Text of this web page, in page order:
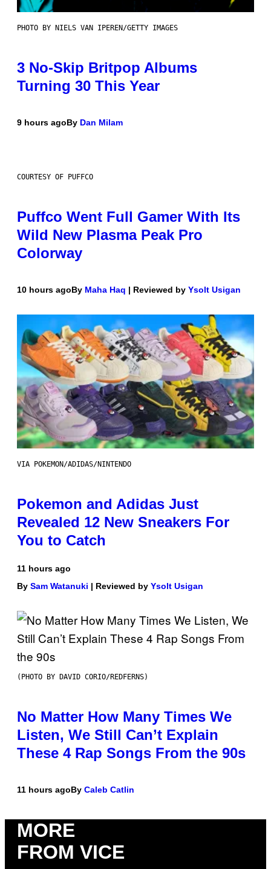
PHOTO BY NIELS VAN IPEREN/GETTY IMAGES
3 No-Skip Britpop Albums
Turning 30 This Year
9 hours agoBy Dan Milam
COURTESY OF PUFFCO
Puffco Went Full Gamer With Its
Wild New Plasma Peak Pro
Colorway
10 hours agoBy Maha Haq | Reviewed by Ysolt Usigan
VIA POKEMON/ADIDAS/NINTENDO
Pokemon and Adidas Just
Revealed 12 New Sneakers For
You to Catch
11 hours ago
By Sam Watanuki | Reviewed by Ysolt Usigan
(PHOTO BY DAVID CORIO/REDFERNS)
No Matter How Many Times We
Listen, We Still Can’t Explain
These 4 Rap Songs From the 90s
11 hours agoBy Caleb Catlin
MORE
FROM VICE